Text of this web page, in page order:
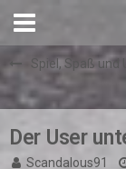
Spiel, Spaß und
Der User
Scandalous91